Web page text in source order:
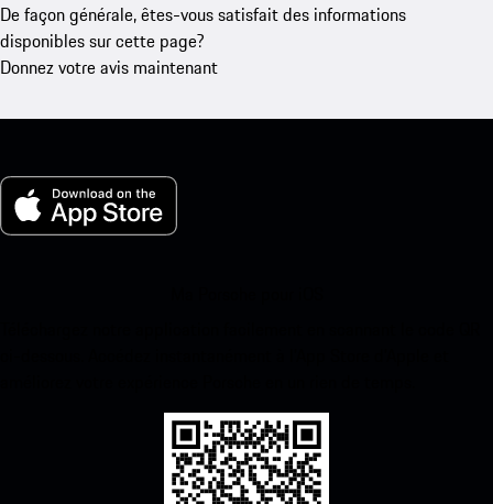
De façon générale, êtes-vous satisfait des informations
disponibles sur cette page?
Donnez votre avis maintenant